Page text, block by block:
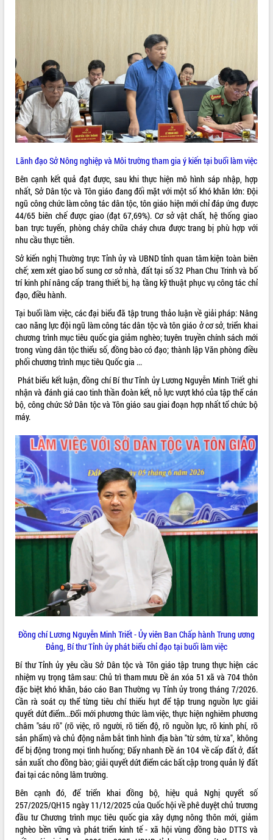
Kết nối tour, đẩy mạnh chuyển đổi số
để phát triển du lịch Đắk Lắk
Khởi động Dự án Đầu tư xây dựng hạ
tầng kỹ thuật Cụm công nghiệp Tân
Tiến
Gặp mặt các cơ quan báo chí nhân Kỷ
mạng Việt Nam
Đắk Lắk sơ kết 4 năm triển khai thực
hiện Đề án 06 của Chính phủ
Họp báo thông tin về Hội nghị Công bố
Quy hoạch và Xúc tiến đầu tư tỉnh Đắk
Lắk
Khơi thông điểm nghẽn, đẩy nhanh
giải ngân vốn khắc phục thiên tai
HĐND tỉnh thông qua điều chỉnh Quy
hoạch tỉnh thời kỳ 2021-2030
Hội thảo góp ý hồ sơ điều chỉnh quy
hoạch tỉnh Đắk Lắk thời kỳ 2021-2030,
tầm nhìn đến năm 2050
Nâng cao hiệu quả hoạt động của các
doanh nghiệp nhà nước
Hội nghị triển khai kết nối mạng
truyền số liệu chuyên dùng phục vụ cơ
quan Đảng, Nhà nước
Lễ phát động chuỗi hoạt động chung
tay làm sạch môi trường
công tác cải cách hành chính mô hình
mới
UBND tỉnh họp báo định kỳ tháng 4
năm 2026
Hội thảo khoa học “Giải pháp thúc đẩy
phát triển nền kinh tế xanh tại tỉnh
Đắk Lắk”
Tăng cường giám sát, đôn đốc thực
hiện nhiệm vụ quản lý tài sản công
Tháo gỡ những vướng mắc, đẩy mạnh
công tác cải cách thủ tục hành chính
tại Trung tâm Phục vụ hành chính
công tỉnh
Đắk Lắk: Tôn vinh 46 giải pháp tại Hội
thi Sáng tạo Kỹ thuật 2024 - 2025
Đắk Lắk rà soát, điều chỉnh Đề án 190
về phát triển nuôi trồng thủy sản
Phó Chủ tịch UBND tỉnh Đắk Lắk
Trương Công Thái kiểm tra thực địa
Dự án cao tốc Khánh Hòa - Buôn Ma
Thuột
Định vị cà phê Việt Nam như một “di
sản sống” trong dòng chảy toàn cầu
Xây dựng nông thôn mới: Nâng cao đời
sống người dân từ những mô hình thiết
thực
Quyết liệt tháo gỡ vướng mắc, đẩy
nhanh tiến độ các dự án trọng điểm
trong Khu kinh tế Nam Phú Yên
Lãnh đạo Sở Nông nghiệp và Môi trường tham gia ý kiến tại buổi làm việc
Bên cạnh kết quả đạt được, sau khi thực hiện mô hình sáp nhập, hợp
nhất, Sở Dân tộc và Tôn giáo đang đối mặt với một số khó khăn lớn: Đội
ngũ công chức làm công tác dân tộc, tôn giáo hiện mới chỉ đáp ứng được
44/65 biên chế được giao (đạt 67,69%). Cơ sở vật chất, hệ thống giao
ban trực tuyến, phòng cháy chữa cháy chưa được trang bị phù hợp với
nhu cầu thực tiễn.
Sở kiến nghị Thường trực Tỉnh ủy và UBND tỉnh quan tâm kiện toàn biên
chế; xem xét giao bổ sung cơ sở nhà, đất tại số 32 Phan Chu Trinh và bố
trí kinh phí nâng cấp trang thiết bị, hạ tầng kỹ thuật phục vụ công tác chỉ
đạo, điều hành.
Tại buổi làm việc, các đại biểu đã tập trung thảo luận về giải pháp: Nâng
cao năng lực đội ngũ làm công tác dân tộc và tôn giáo ở cơ sở, triển khai
chương trình mục tiêu quốc gia giảm nghèo; tuyên truyền chính sách mới
trong vùng dân tộc thiểu số, đồng bào có đạo; thành lập Văn phòng điều
phối chương trình mục tiêu Quốc gia ...
Phát biểu kết luận, đồng chí Bí thư Tỉnh ủy Lương Nguyễn Minh Triết ghi
nhận và đánh giá cao tinh thần đoàn kết, nỗ lực vượt khó của tập thể cán
bộ, công chức Sở Dân tộc và Tôn giáo sau giai đoạn hợp nhất tổ chức bộ
máy.
Đồng chí Lương Nguyễn Minh Triết - Ủy viên Ban Chấp hành Trung ương
Đảng, Bí thư Tỉnh ủy phát biểu chỉ đạo tại buổi làm việc
Bí thư Tỉnh ủy yêu cầu Sở Dân tộc và Tôn giáo tập trung thực hiện các
nhiệm vụ trọng tâm sau: Chủ trì tham mưu Đề án xóa 51 xã và 704 thôn
đặc biệt khó khăn, báo cáo Ban Thường vụ Tỉnh ủy trong tháng 7/2026.
Cần rà soát cụ thể từng tiêu chí thiếu hụt để tập trung nguồn lực giải
quyết dứt điểm...Đổi mới phương thức làm việc, thực hiện nghiêm phương
châm "sáu rõ" (rõ việc, rõ người, rõ tiến độ, rõ nguồn lực, rõ kinh phí, rõ
sản phẩm) và chủ động nắm bắt tình hình địa bàn "từ sớm, từ xa", không
để bị động trong mọi tình huống; Đẩy nhanh Đề án 104 về cấp đất ở, đất
sản xuất cho đồng bào; giải quyết dứt điểm các bất cập trong quản lý đất
đai tại các nông lâm trường.
Bên cạnh đó, để triển khai đồng bộ, hiệu quả Nghị quyết số
257/2025/QH15 ngày 11/12/2025 của Quốc hội về phê duyệt chủ trương
đầu tư Chương trình mục tiêu quốc gia xây dựng nông thôn mới, giảm
nghèo bền vững và phát triển kinh tế - xã hội vùng đồng bào DTTS và